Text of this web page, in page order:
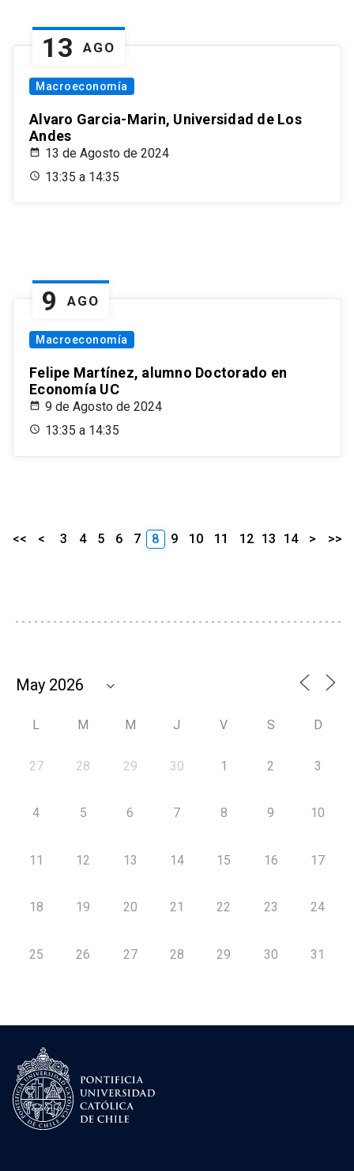
13 AGO
Macroeconomía
Alvaro Garcia-Marin, Universidad de Los
Andes
13 de Agosto de 2024
13:35 a 14:35
9 AGO
Macroeconomía
Felipe Martínez, alumno Doctorado en
Economía UC
9 de Agosto de 2024
13:35 a 14:35
<< < 3 4 5 6 7 8 9 10 11 12 13 14 > >>
L M M J V S D
27 28 29 30 1 2 3
4 5 6 7 8 9 10
11 12 13 14 15 16 17
18 19 20 21 22 23 24
25 26 27 28 29 30 31